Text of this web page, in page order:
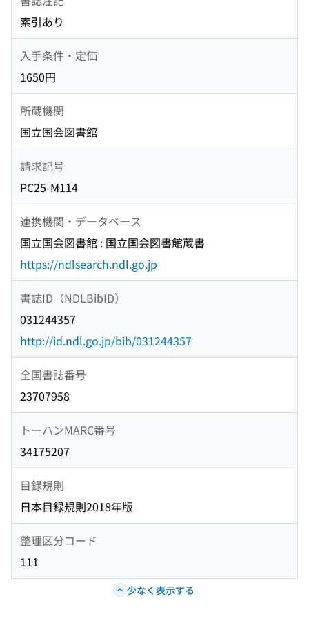
索引あり
入手条件・定価
1650円
所蔵機関
国立国会図書館
請求記号
PC25-M114
連携機関・データベース
国立国会図書館 : 国立国会図書館蔵書
https://ndlsearch.ndl.go.jp
書誌ID（NDLBibID）
031244357
http://id.ndl.go.jp/bib/031244357
全国書誌番号
23707958
トーハンMARC番号
34175207
目録規則
日本目録規則2018年版
整理区分コード
111
少なく表示する